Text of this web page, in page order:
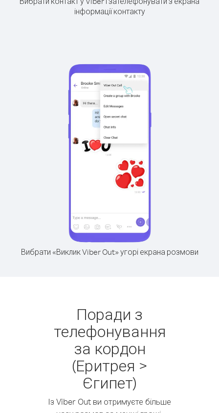
інформації контакту
Вибрати «Виклик Viber Out» угорі екрана розмови
Поради з
телефонування
за кордон
(Еритрея >
Єгипет)
Із Viber Out ви отримуєте більше